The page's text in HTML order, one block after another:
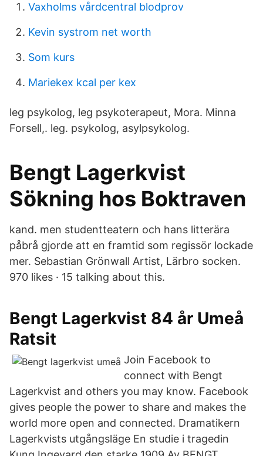
Vaxholms vårdcentral blodprov
Kevin systrom net worth
Som kurs
Mariekex kcal per kex
leg psykolog, leg psykoterapeut, Mora. Minna
Forsell,. leg. psykolog, asylpsykolog.
Bengt Lagerkvist
Sökning hos Boktraven
kand. men studentteatern och hans litterära
påbrå gjorde att en framtid som regissör lockade
mer. Sebastian Grönwall Artist, Lärbro socken.
970 likes · 15 talking about this.
Bengt Lagerkvist 84 år Umeå
Ratsit
Join Facebook to
connect with Bengt
Lagerkvist and others you may know. Facebook
gives people the power to share and makes the
world more open and connected. Dramatikern
Lagerkvists utgångsläge En studie i tragedin